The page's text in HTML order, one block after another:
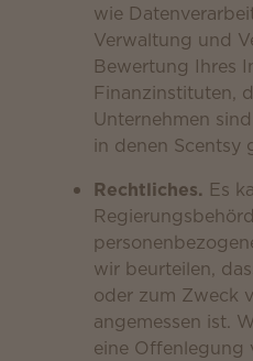
wie
Verwaltung und
Bewertung Ihres
Finanzinstituten,
Unternehmen
in denen Scentsy
Rechtliches. Es
wir beurteilen,
oder zum Zweck
angemessen ist.
eine Offenlegung